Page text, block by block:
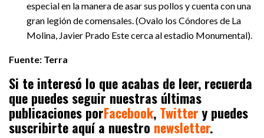
especial en la manera de asar sus pollos y cuenta con una
gran legión de comensales. (Ovalo los Cóndores de La
Molina, Javier Prado Este cerca al estadio Monumental).
Fuente: Terra
Si te interesó lo que acabas de leer, recuerda
que puedes seguir nuestras últimas
publicaciones porFacebook, Twittery puedes
suscribirte aquí a nuestro newsletter.